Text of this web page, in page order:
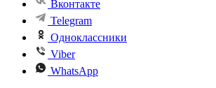
Вконтакте
Telegram
Одноклассники
Viber
WhatsApp